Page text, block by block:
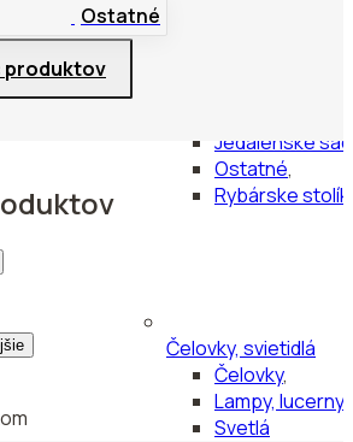
Jedálenské
Ostatné,
Rybárske
Čelovky, svietidlá
Čelovky,
Lampy, lucerny
Svetlá
Ostatné
produktov